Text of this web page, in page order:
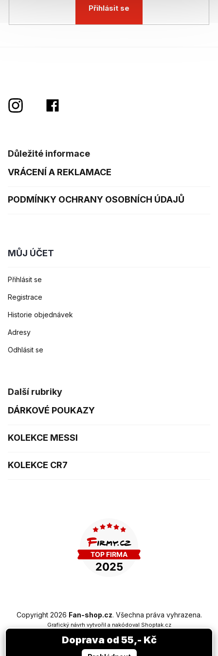
Přihlásit se
Důležité informace
VRÁCENÍ A REKLAMACE
PODMÍNKY OCHRANY OSOBNÍCH ÚDAJŮ
MŮJ ÚČET
Přihlásit se
Registrace
Historie objednávek
Adresy
Odhlásit se
Další rubriky
DÁRKOVÉ POUKAZY
KOLEKCE MESSI
KOLEKCE CR7
Vytvořil Shoptet Premium
Copyright 2026 Fan-shop.cz. Všechna práva vyhrazena.
Grafický návrh vytvořil a nakódoval Shoptak.cz
Doprava od 55,- Kč